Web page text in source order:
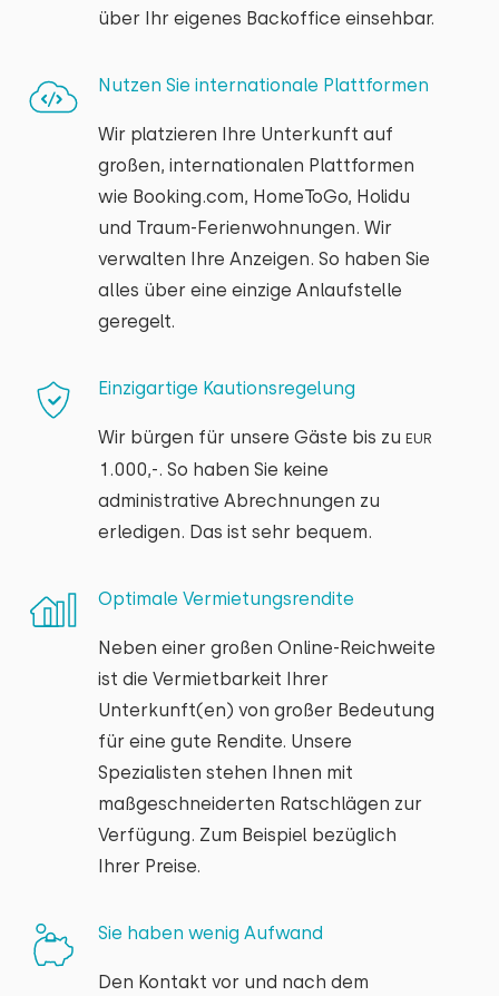
über Ihr eigenes Backoffice einsehbar.
Nutzen Sie internationale Plattformen
Wir platzieren Ihre Unterkunft auf
großen, internationalen Plattformen
wie Booking.com, HomeToGo, Holidu
und Traum-Ferienwohnungen. Wir
verwalten Ihre Anzeigen. So haben Sie
alles über eine einzige Anlaufstelle
geregelt.
Einzigartige Kautionsregelung
Wir bürgen für unsere Gäste bis zu EUR
1.000,-. So haben Sie keine
administrative Abrechnungen zu
erledigen. Das ist sehr bequem.
Optimale Vermietungsrendite
Neben einer großen Online-Reichweite
ist die Vermietbarkeit Ihrer
Unterkunft(en) von großer Bedeutung
für eine gute Rendite. Unsere
Spezialisten stehen Ihnen mit
maßgeschneiderten Ratschlägen zur
Verfügung. Zum Beispiel bezüglich
Ihrer Preise.
Sie haben wenig Aufwand
Den Kontakt vor und nach dem